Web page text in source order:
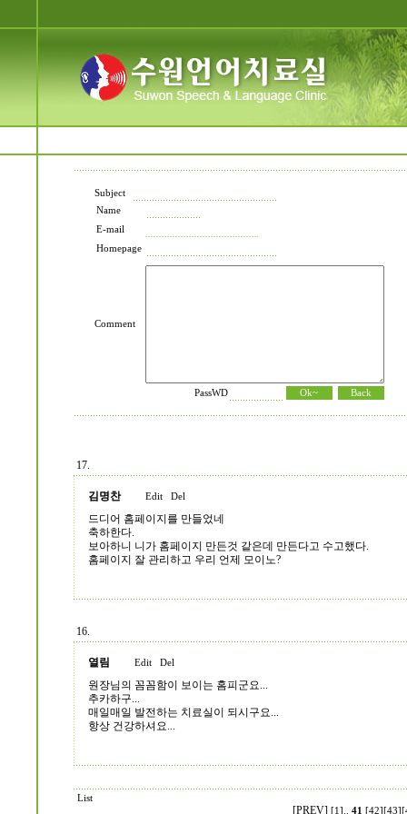
Subject
Name
E-mail
Homepage
Comment
PassWD
17.
김명찬 Edit Del
드디어 홈페이지를 만들었네
축하한다.
보아하니 니가 홈페이지 만든것 같은데 만든다고 수고했다.
홈페이지 잘 관리하고 우리 언제 모이노?
16.
열림 Edit Del
원장님의 꼼꼼함이 보이는 홈피군요...
추카하구...
매일매일 발전하는 치료실이 되시구요...
항상 건강하셔요...
List
[PREV] [1] 41 [42] [43]